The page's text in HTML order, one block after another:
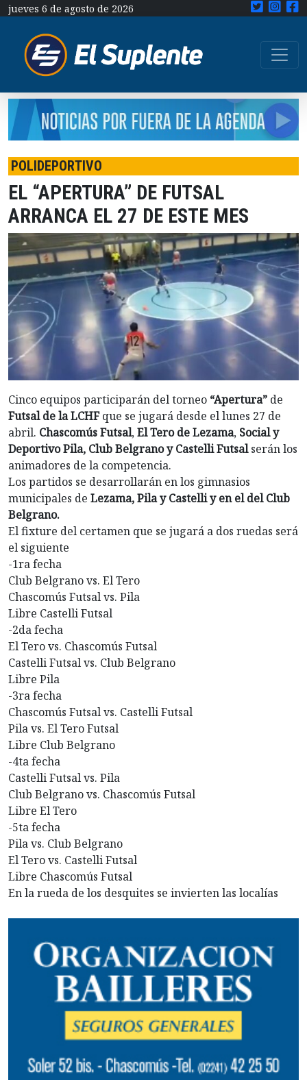
jueves 6 de agosto de 2026
POLIDEPORTIVO
EL “APERTURA” DE FUTSAL
ARRANCA EL 27 DE ESTE MES
Cinco equipos participarán del torneo “Apertura” de
Futsal de la LCHFque se jugará desde el lunes 27 de
abril. Chascomús Futsal,El Tero de Lezama, Social y
Deportivo Pila, Club Belgrano y Castelli Futsalserán los
animadores de la competencia.
Los partidos se desarrollarán en los gimnasios
municipales de Lezama, Pila y Castelli y en el del Club
Belgrano.
El fixture del certamen que se jugará a dos ruedas será
el siguiente
-1ra fecha
Club Belgrano vs. El Tero
Chascomús Futsal vs. Pila
Libre Castelli Futsal
-2da fecha
El Tero vs. Chascomús Futsal
Castelli Futsal vs. Club Belgrano
Libre Pila
-3ra fecha
Chascomús Futsal vs. Castelli Futsal
Pila vs. El Tero Futsal
Libre Club Belgrano
-4ta fecha
Castelli Futsal vs. Pila
Club Belgrano vs. Chascomús Futsal
Libre El Tero
-5ta fecha
Pila vs. Club Belgrano
El Tero vs. Castelli Futsal
Libre Chascomús Futsal
En la rueda de los desquites se invierten las localías